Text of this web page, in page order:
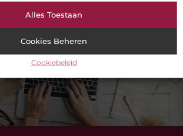
Alles Toestaan
Cookies Beheren
Cookiebeleid
Werkshirts bedrukken? Ontdek de voordelen
VOLGENDE
Ready, set, lasergamen!